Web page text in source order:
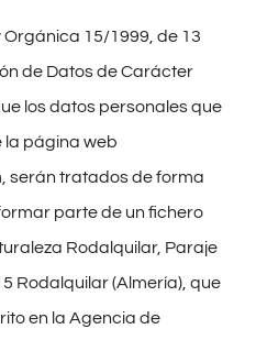
Orgánica 15/1999, de 13
de Datos de Carácter
los datos personales que
la página web
serán tratados de forma
parte de un fichero
Rodalquilar, Paraje
Rodalquilar (Almería), que
en la Agencia de